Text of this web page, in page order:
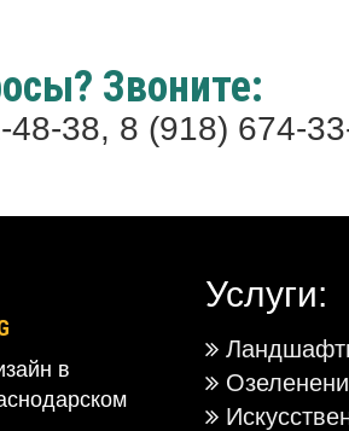
Звоните:
48-38, 8 (918) 674-
в
Услуги: